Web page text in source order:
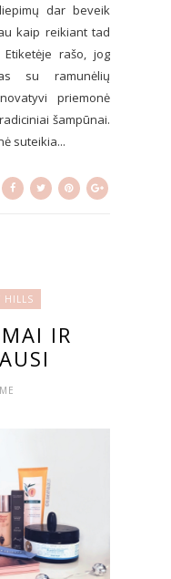
dar beveik
kaip reikiant tad
rašo, jog
su ramunėlių
priemonė
šampūnai.
suteikia...
HILLS
IR